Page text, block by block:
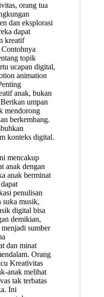
orang tua
dan eksplorasi
dapat
kreatif
topik
ucapan digital,
animation
anak, bukan
umpan
mendorong
berkembang.
konteks digital.
mencakup
anak dengan
anak berminat
penulisan
suka musik,
digital bisa
demikian,
sumber
dan minat
Orang
Kreativitas
anak melihat
tak terbatas
Ini